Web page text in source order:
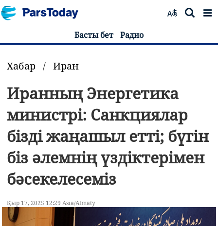
Басты бет Радио
Хабар / Иран
Иранның Энергетика
министрі: Санкциялар
бізді жаңашыл етті; бүгін
біз әлемнің үздіктерімен
бәсекелесеміз
Қыр 17, 2025 12:29 Asia/Almaty